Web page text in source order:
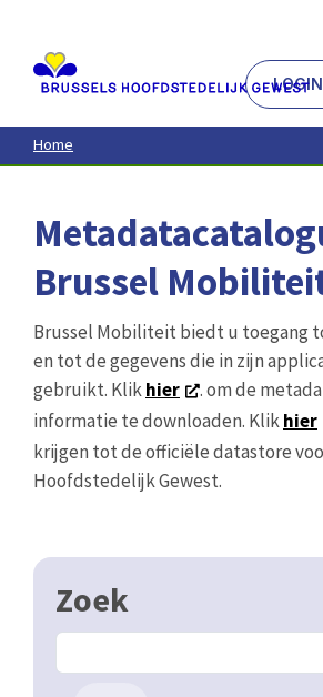
contenu
principal
LOGIN
Home
Brussel
Brussel Mobiliteit biedt u toegang
en tot de gegevens die in zijn
gebruikt. Klikhier
. om de
informatie te downloaden. Klikhier
krijgen tot de officiële datastore
Hoofdstedelijk Gewest.
Zoek